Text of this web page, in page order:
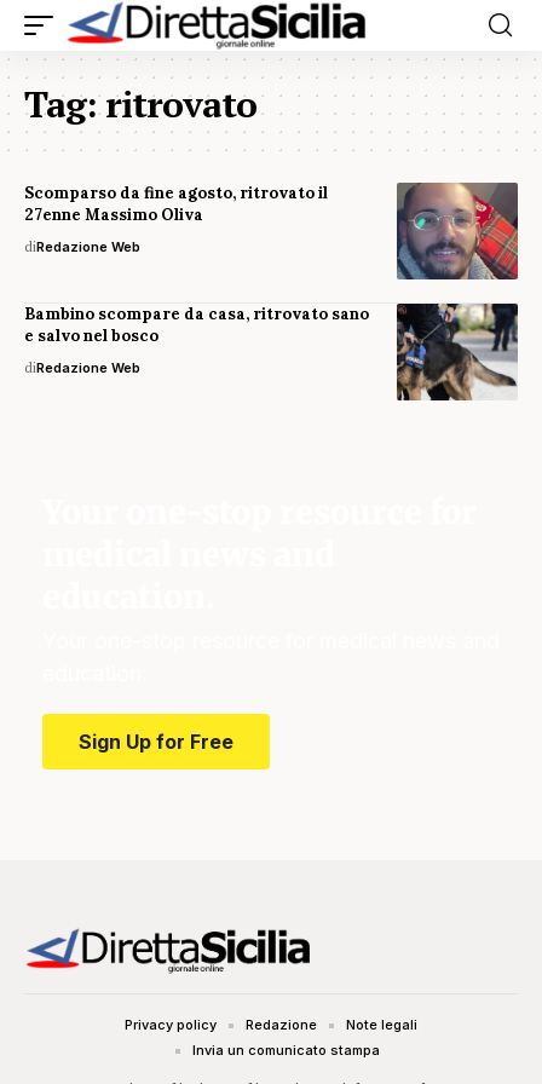
Tag:ritrovato
Scomparso da fine agosto, ritrovato il
27enne Massimo Oliva
diRedazione Web
Bambino scompare da casa, ritrovato sano
e salvo nel bosco
diRedazione Web
Sign Up for Free
Privacy policy Redazione
Note legali
Invia un comunicato stampa